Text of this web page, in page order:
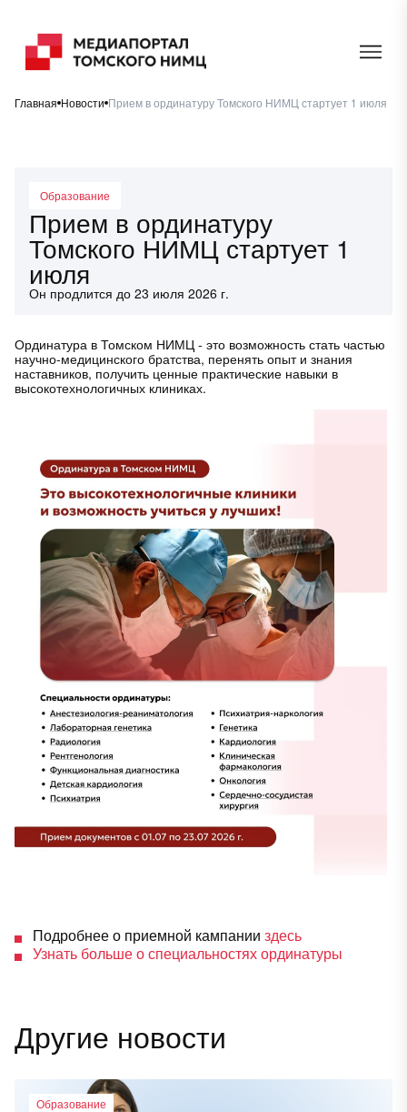
Главная Новости Прием в ординатуру Томского НИМЦ стартует 1 июля
Образование
Прием в ординатуру
Томского НИМЦ стартует 1
июля
Он продлится до 23 июля 2026 г.
Ординатура в Томском НИМЦ - это возможность стать частью
научно-медицинского братства, перенять опыт и знания
наставников, получить ценные практические навыки в
высокотехнологичных клиниках.
Подробнее о приемной кампании здесь
Узнать больше о специальностях ординатуры
Другие новости
Образование